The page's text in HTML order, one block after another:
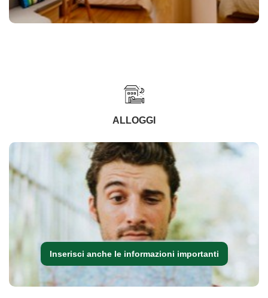
ALLOGGI
Inserisci anche le informazioni importanti